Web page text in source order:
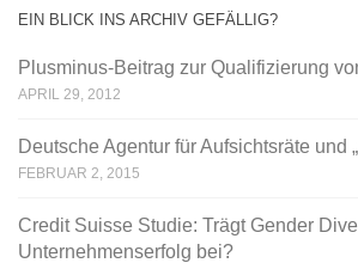
EIN BLICK INS ARCHIV GEFÄLLIG?
Plusminus-Beitrag zur Qualifizierung
APRIL 29, 2012
Deutsche Agentur für Aufsichtsräte und
FEBRUAR 2, 2015
Credit Suisse Studie: Trägt Gender
Unternehmenserfolg bei?